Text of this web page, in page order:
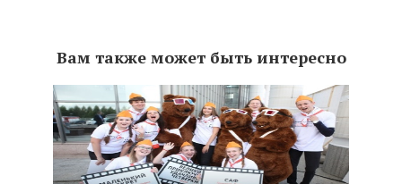
Вам также может быть интересно